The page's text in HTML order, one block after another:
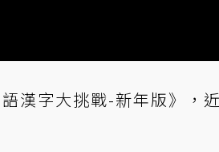
漢字大挑戰-新年版》，